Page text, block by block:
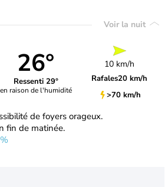
Voir la nuit
26°
Ressenti 29°
en raison de l'humidité
10 km/h
Rafales20 km/h
>70 km/h
de foyers orageux.
fin de matinée.